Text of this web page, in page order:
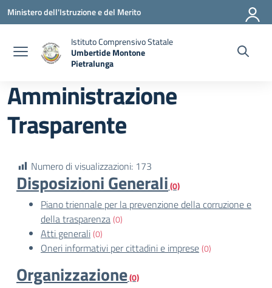
Vai ai contenuti
Vai al menu di navigazione
Vai al footer
Ministero dell'Istruzione e del Merito
Istituto Comprensivo Statale
Umbertide Montone
Pietralunga
Amministrazione
Trasparente
Numero di visualizzazioni: 173
Disposizioni Generali(0)
Piano triennale per la prevenzione della corruzione e
della trasparenza(0)
Atti generali(0)
Oneri informativi per cittadini e imprese(0)
Organizzazione(0)